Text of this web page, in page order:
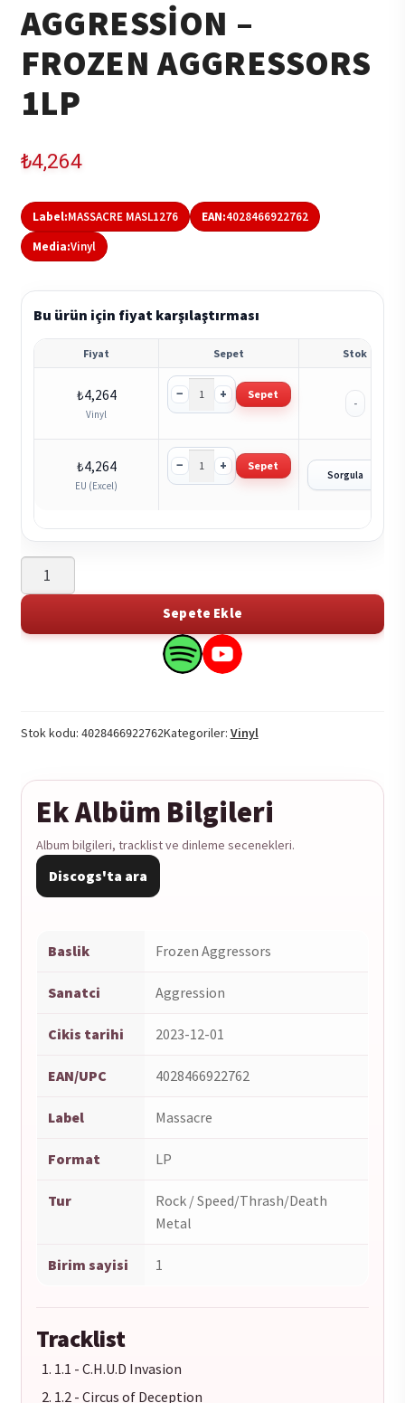
AGGRESSION –
FROZEN AGGRESSORS
1LP
₺4,264
Label:MASSACRE MASL1276 EAN:4028466922762
Media:Vinyl
Bu ürün için fiyat karşılaştırması
Fiyat Sepet Stok
₺4,264
Vinyl
− + Sepet
-
₺4,264
EU (Excel)
− + Sepet
Sorgula
Aggression
-
Aggressors
Sepete Ekle
Search
on
Search
on
Stok kodu: 4028466922762Kategoriler: Vinyl
Ek Albüm Bilgileri
Album bilgileri, tracklist ve dinleme secenekleri.
Discogs'ta ara
Baslik Frozen Aggressors
Sanatci Aggression
Cikis tarihi 2023-12-01
EAN/UPC 4028466922762
Label Massacre
Format LP
Tur
Rock / Speed/Thrash/Death
Metal
Birim sayisi 1
Tracklist
1.1 - C.H.U.D Invasion
1.2 - Circus of Deception